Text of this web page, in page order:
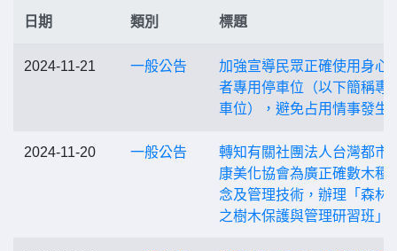
日期 類別 標題
2024-11-21 一般公告
加強宣導民眾正確使用身心
者專用停車位（以下簡稱專
車位），避免占用情事發生
2024-11-20 一般公告
轉知有關社團法人台灣都市
康美化協會為廣正確數木種
念及管理技術，辦理「森林
之樹木保護與管理研習班」